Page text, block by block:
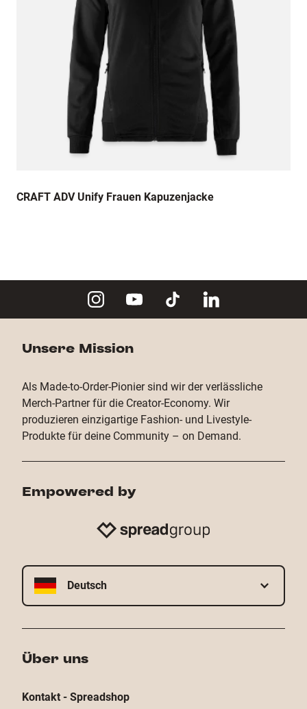
CRAFT ADV Unify Frauen Kapuzenjacke
Unsere Mission
Als Made-to-Order-Pionier sind wir der verlässliche
Merch-Partner für die Creator-Economy. Wir
produzieren einzigartige Fashion- und Livestyle-
Produkte für deine Community – on Demand.
Empowered by
Deutsch
Über uns
Kontakt - Spreadshop